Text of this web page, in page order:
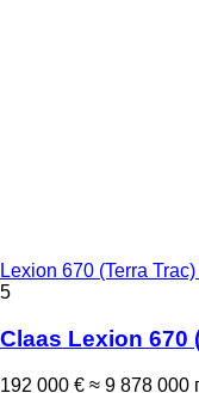
Lexion 670 (Terra
5
Claas Lexion 670
192 000 € ≈ 9 878 000